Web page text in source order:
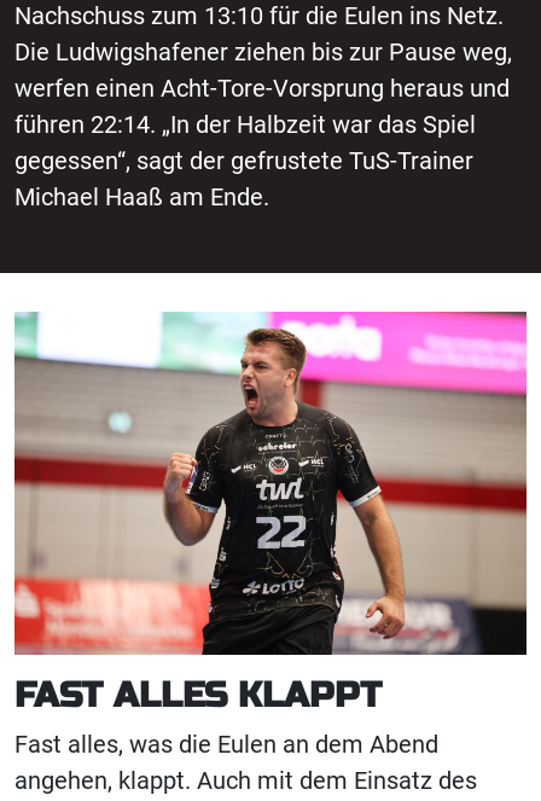
Nachschuss zum 13:10 für die Eulen ins Netz.
Die Ludwigshafener ziehen bis zur Pause weg,
werfen einen Acht-Tore-Vorsprung heraus und
führen 22:14. „In der Halbzeit war das Spiel
gegessen“, sagt der gefrustete TuS-Trainer
Michael Haaß am Ende.
FAST ALLES KLAPPT
Fast alles, was die Eulen an dem Abend
angehen, klappt. Auch mit dem Einsatz des